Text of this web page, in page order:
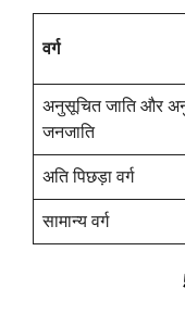
वर्ग
अनुसूचित जाति और
जनजाति
अति पिछड़ा वर्ग
सामान्य वर्ग